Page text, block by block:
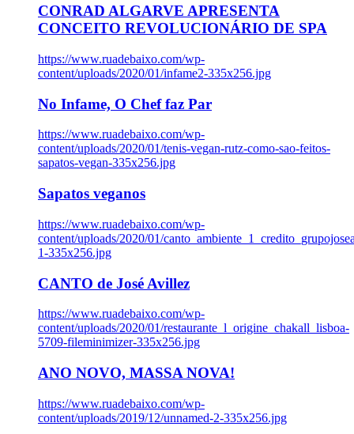
CONRAD ALGARVE APRESENTA
CONCEITO REVOLUCIONÁRIO DE SPA
https://www.ruadebaixo.com/wp-
content/uploads/2020/01/infame2-335x256.jpg
No Infame, O Chef faz Par
https://www.ruadebaixo.com/wp-
content/uploads/2020/01/tenis-vegan-rutz-como-sao-feitos-
sapatos-vegan-335x256.jpg
Sapatos veganos
https://www.ruadebaixo.com/wp-
content/uploads/2020/01/
1-335x256.jpg
CANTO de José Avillez
https://www.ruadebaixo.com/wp-
content/uploads/2020/01/restaurante_l_origine_chakall_lisboa-
5709-fileminimizer-335x256.jpg
ANO NOVO, MASSA NOVA!
https://www.ruadebaixo.com/wp-
content/uploads/2019/12/unnamed-2-335x256.jpg